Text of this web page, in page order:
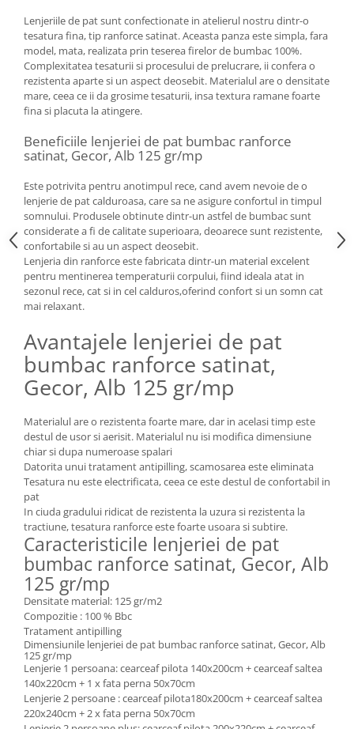
Lenjeriile de pat sunt confectionate in atelierul nostru dintr-o
tesatura fina, tip ranforce satinat. Aceasta panza este simpla, fara
model, mata, realizata prin teserea firelor de bumbac 100%.
Complexitatea tesaturii si procesului de prelucrare, ii confera o
rezistenta aparte si un aspect deosebit. Materialul are o densitate
mare, ceea ce ii da grosime tesaturii, insa textura ramane foarte
fina si placuta la atingere.
Beneficiile lenjeriei de pat bumbac ranforce
satinat, Gecor, Alb 125 gr/mp
Este potrivita pentru anotimpul rece, cand avem nevoie de o
lenjerie de pat calduroasa, care sa ne asigure confortul in timpul
somnului. Produsele obtinute dintr-un astfel de bumbac sunt
considerate a fi de calitate superioara, deoarece sunt rezistente,
confortabile si au un aspect deosebit.
Lenjeria din ranforce este fabricata dintr-un material excelent
pentru mentinerea temperaturii corpului, fiind ideala atat in
sezonul rece, cat si in cel calduros,oferind confort si un somn cat
mai relaxant.
Avantajele lenjeriei de pat
bumbac ranforce satinat,
Gecor, Alb 125 gr/mp
Materialul are o rezistenta foarte mare, dar in acelasi timp este
destul de usor si aerisit. Materialul nu isi modifica dimensiune
chiar si dupa numeroase spalari
Datorita unui tratament antipilling, scamosarea este eliminata
Tesatura nu este electrificata, ceea ce este destul de confortabil in
pat
In ciuda gradului ridicat de rezistenta la uzura si rezistenta la
tractiune, tesatura ranforce este foarte usoara si subtire.
Caracteristicile lenjeriei de pat
bumbac ranforce satinat, Gecor, Alb
125 gr/mp
Densitate material: 125 gr/m2
Compozitie : 100 % Bbc
Tratament antipilling
Dimensiunile lenjeriei de pat bumbac ranforce satinat, Gecor, Alb
125 gr/mp
Lenjerie 1 persoana: cearceaf pilota 140x200cm + cearceaf saltea
140x220cm + 1 x fata perna 50x70cm
Lenjerie 2 persoane : cearceaf pilota180x200cm + cearceaf saltea
220x240cm + 2 x fata perna 50x70cm